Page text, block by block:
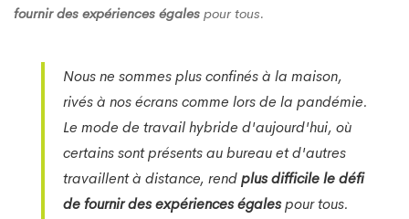
fournir des expériences égales pour tous.
Nous ne sommes plus confinés à la maison,
rivés à nos écrans comme lors de la pandémie.
Le mode de travail hybride d'aujourd'hui, où
certains sont présents au bureau et d'autres
travaillent à distance, rendplus difficile le défi
de fournir des expériences égalespour tous.